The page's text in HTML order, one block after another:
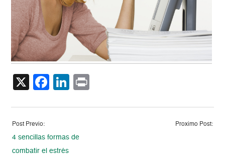
X Facebook
LinkedIn
Post Previo:
4 sencillas formas de
combatir el estrés
Proximo Post: